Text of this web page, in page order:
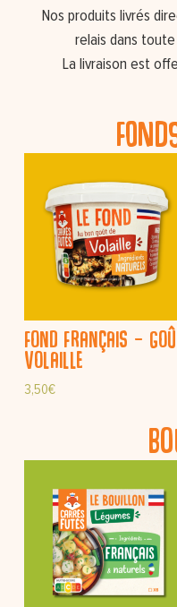
Nos produits livrés
relais dans
La livraison est
Fond Français –
volaille
3,50€